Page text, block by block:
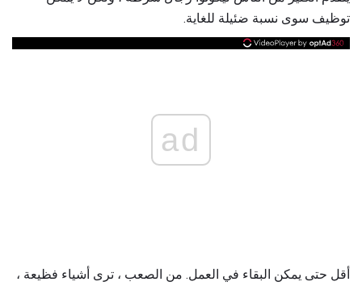
توظيف سوى نسبة ضئيلة للغاية.
ad
أقل حتى يمكن البقاء في العمل. من الصعب ، ترى أشياء فظيعة ،